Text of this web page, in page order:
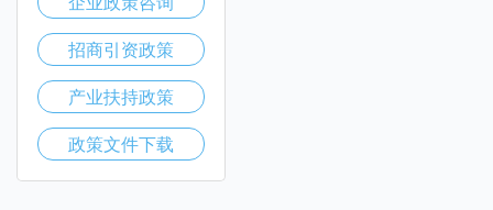
招商引资政策
产业扶持政策
政策文件下载